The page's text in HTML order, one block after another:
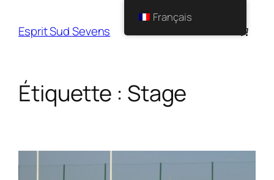
Esprit Sud Sevens
Étiquette : Stage
Français